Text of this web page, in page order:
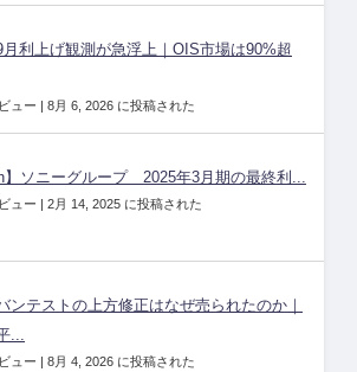
月利上げ観測が急浮上｜OIS市場は90%超
ュー | 8月 6, 2026 に投稿された
】ソニーグループ 2025年3月期の最終利...
ュー | 2月 14, 2025 に投稿された
ンテストの上方修正はなぜ売られたのか｜
...
ュー | 8月 4, 2026 に投稿された